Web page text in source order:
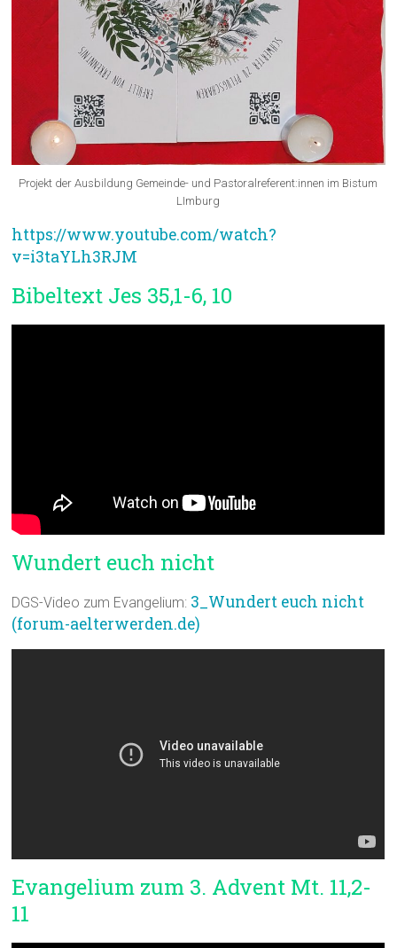
Projekt der Ausbildung Gemeinde- und Pastoralreferent:innen im Bistum
LImburg
https://www.youtube.com/watch?
v=i3taYLh3RJM
Bibeltext Jes 35,1-6, 10
Wundert euch nicht
DGS-Video zum Evangelium: 3_Wundert euch nicht
(forum-aelterwerden.de)
Evangelium zum 3. Advent Mt. 11,2-
11